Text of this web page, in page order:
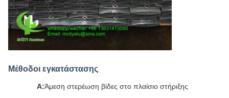
Μέθοδοι εγκατάστασης
Α:Άμεση στερέωση βίδες στο πλαίσιο στήριξης